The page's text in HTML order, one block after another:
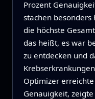
Prozent
stachen besonders
die höchste
das heißt, es war
zu entdecken und
Optimizer
Genauigkeit,